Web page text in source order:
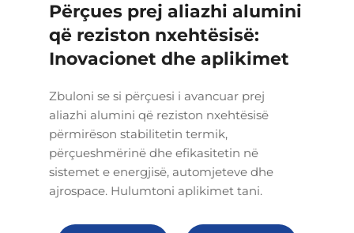
Përçues prej aliazhi alumini
që reziston nxehtësisë:
Inovacionet dhe aplikimet
Zbuloni se si përçuesi i avancuar prej
aliazhi alumini që reziston nxehtësisë
përmirëson stabilitetin termik,
përçueshmërinë dhe efikasitetin në
sistemet e energjisë, automjeteve dhe
ajrospace. Hulumtoni aplikimet tani.